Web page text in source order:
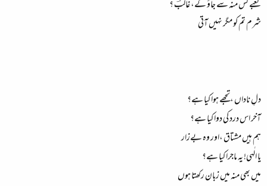
کعبے کس منہ سے جاؤ گے، غالبؔ ؟
شرم تم کو مگر نہیں آتی
دلِ ناداں ،تجھے ہوا کیا ہے؟
آخر اس درد کی دوا کیا ہے؟
ہم ہیں مشتاق ،اور وہ بےزار
یا الٰہی! یہ ماجرا کیا ہے؟
میں بھی منہ میں زبان رکھتا ہوں